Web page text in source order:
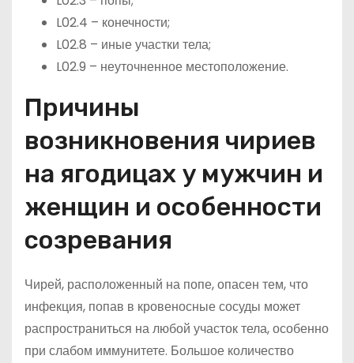
L02.4 – конечности;
L02.8 – иные участки тела;
L02.9 – неуточненное местоположение.
Причины
возникновения чириев
на ягодицах у мужчин и
женщин и особенности
созревания
Чирей, расположенный на попе, опасен тем, что
инфекция, попав в кровеносные сосуды может
распространиться на любой участок тела, особенно
при слабом иммунитете. Большое количество